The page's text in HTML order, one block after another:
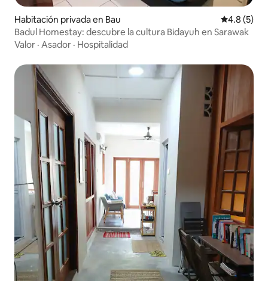
Habitación privada en Bau
4.8 (5)
Badul Homestay: descubre la cultura Bidayuh en Sarawak
Valor · Asador · Hospitalidad